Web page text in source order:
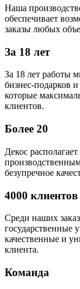
Наша
обеспечивает
заказы любых
За 18 лет
За 18 лет работы
бизнес-подарков
которые
клиентов.
Более 20
Декос
безупречное
4000 клиентов
Среди наших
государственные
качественные и
клиента.
Команда